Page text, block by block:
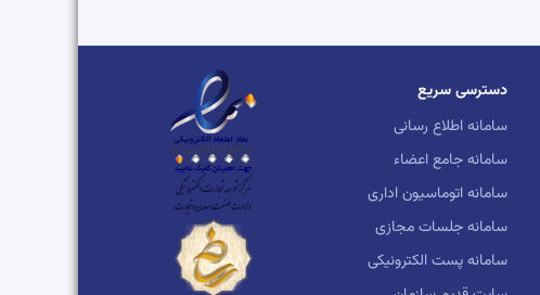
دسترسی سریع
سامانه اطلاع رسانی
سامانه جامع اعضاء
سامانه اتوماسیون اداری
سامانه جلسات مجازی
سامانه پست الکترونیکی